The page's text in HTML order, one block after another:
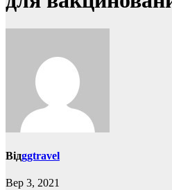
Відggtravel
Вер 3, 2021